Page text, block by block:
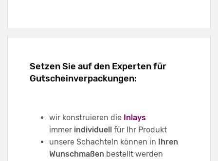
Setzen Sie auf den Experten für
Gutscheinverpackungen:
wir konstruieren die Inlays
immer individuell für Ihr Produkt
unsere Schachteln können in Ihren
Wunschmaßen bestellt werden